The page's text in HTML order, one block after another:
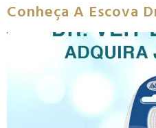
Conheça A Escova